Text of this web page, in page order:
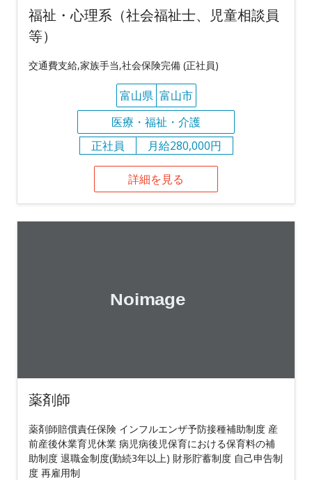
福祉・心理系（社会福祉士、児童相談員
等）
交通費支給,家族手当,社会保険完備 (正社員)
富山県 富山市
医療・福祉・介護
正社員
月給280,000円
詳細を見る
薬剤師
薬剤師賠償責任保険 インフルエンザ予防接種補助制度 産
前産後休業育児休業 病児病後児保育における保育料の補
助制度 退職金制度(勤続3年以上) 財形貯蓄制度 自己申告制
度 再雇用制